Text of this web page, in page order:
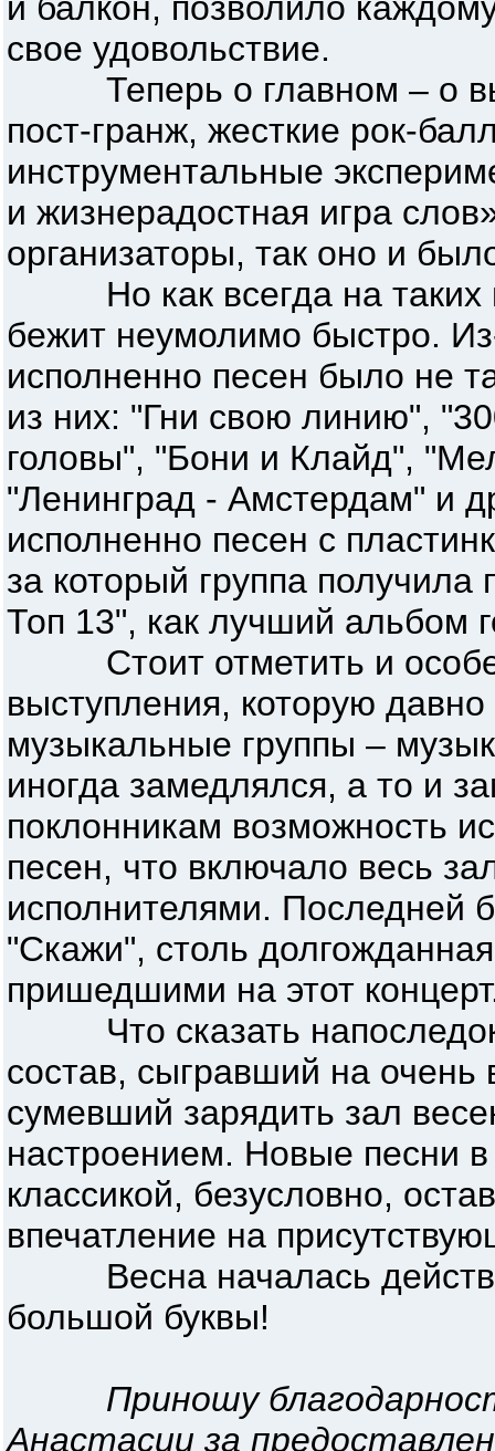
свое удовольствие.
Теперь о главном – о
пост-гранж, жесткие рок-
инструментальные
и жизнерадостная игра
организаторы, так оно и
Но как всегда на таких
бежит неумолимо быстро.
исполненно песен было не
из них: "Гни свою линию",
головы", "Бони и Клайд",
"Ленинград - Амстердам" и
исполненно песен с
за который группа
Топ 13", как лучший альбом
Стоит отметить и
выступления, которую
музыкальные группы –
иногда замедлялся, а то и
поклонникам возможность
песен, что включало весь
исполнителями. Последней
"Скажи", столь
пришедшими на этот
Что сказать
состав, сыгравший на очень
сумевший зарядить зал
настроением. Новые песни
классикой, безусловно,
впечатление на
Весна началась
большой буквы!
Приношу
Анастасии за